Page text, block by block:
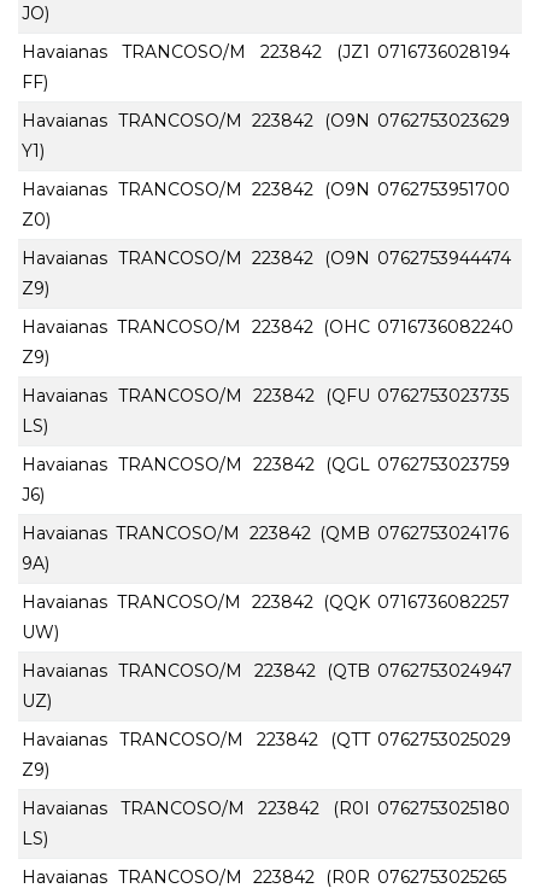
JO)
Havaianas TRANCOSO/M 223842 (JZ1
FF)
0716736028194
Havaianas TRANCOSO/M 223842 (O9N
Y1)
0762753023629
Havaianas TRANCOSO/M 223842 (O9N
Z0)
0762753951700
Havaianas TRANCOSO/M 223842 (O9N
Z9)
0762753944474
Havaianas TRANCOSO/M 223842 (OHC
Z9)
0716736082240
Havaianas TRANCOSO/M 223842 (QFU
LS)
0762753023735
Havaianas TRANCOSO/M 223842 (QGL
J6)
0762753023759
Havaianas TRANCOSO/M 223842 (QMB
9A)
0762753024176
Havaianas TRANCOSO/M 223842 (QQK
UW)
0716736082257
Havaianas TRANCOSO/M 223842 (QTB
UZ)
0762753024947
Havaianas TRANCOSO/M 223842 (QTT
Z9)
0762753025029
Havaianas TRANCOSO/M 223842 (R0I
LS)
0762753025180
Havaianas TRANCOSO/M 223842 (R0R 0762753025265